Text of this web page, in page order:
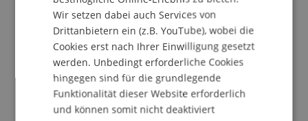
an den Architekturfakultäten mehrheitlich
weiblich. Stehen wir vor einer
Geschlechtsumwandlung in der Architektur?
Wie denken fünf Studentinnen der Universität
Liechtenstein über ihre architektonische Zukunft -
in Zusammenhang mit ihrer kulturellen Herkunft.
Anastasiia Oksiukovska (Ukraine)
Wir setzen dabei auch Services von
Drittanbietern ein (z.B. YouTube), wobei die
Cookies erst nach Ihrer Einwilligung gesetzt
werden. Unbedingt erforderliche Cookies
hingegen sind für die grundlegende
Funktionalität dieser Website erforderlich
und können somit nicht deaktiviert